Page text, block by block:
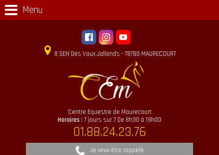
Menu
8 SEN Des Vaux Jallands - 78780 MAURECOURT
Centre Equestre de Maurecourt
Horaires : 7 jours sur 7 De 8h30 à 19h00
01.88.24.23.76
Je veux être rappelé